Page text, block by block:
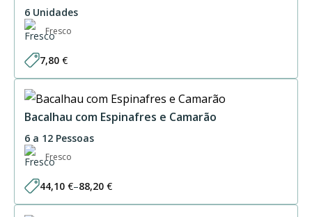
6 Unidades
Fresco
7,80 €
Bacalhau com Espinafres e Camarão
6 a 12 Pessoas
Fresco
44,10 €–88,20 €
Price
range: